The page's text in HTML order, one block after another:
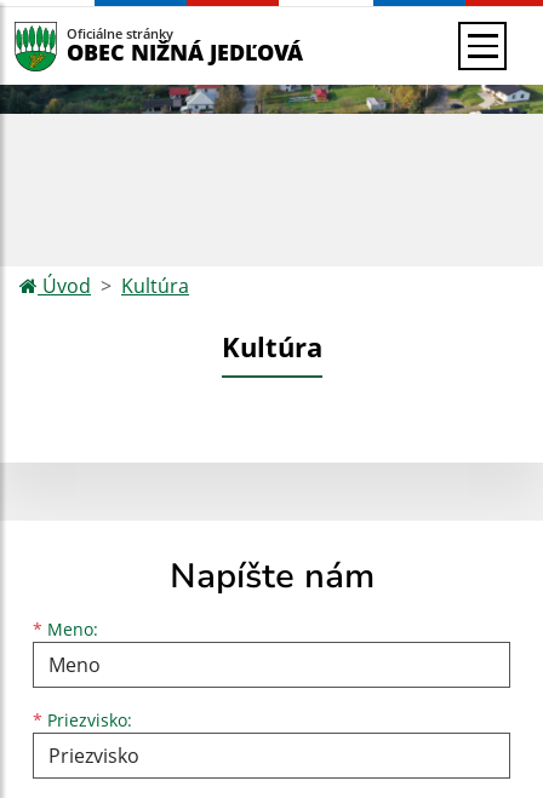
Oficiálne stránky
OBEC NIŽNÁ JEDĽOVÁ
Úvod Kultúra
Kultúra
Napíšte nám
* Meno:
Meno
* Priezvisko:
Priezvisko
E-mailová adresa